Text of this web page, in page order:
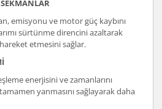
emisyonu ve motor güç kaybını
sürtünme direncini azaltarak
etmesini sağlar.
enerjisini ve zamanlarını
yanmasını sağlayarak daha